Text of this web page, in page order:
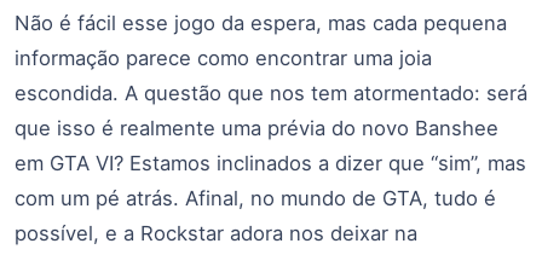
Não é fácil esse jogo da espera, mas cada pequena
informação parece como encontrar uma joia
escondida. A questão que nos tem atormentado: será
que isso é realmente uma prévia do novo Banshee
em GTA VI? Estamos inclinados a dizer que “sim”, mas
com um pé atrás. Afinal, no mundo de GTA, tudo é
possível, e a Rockstar adora nos deixar na